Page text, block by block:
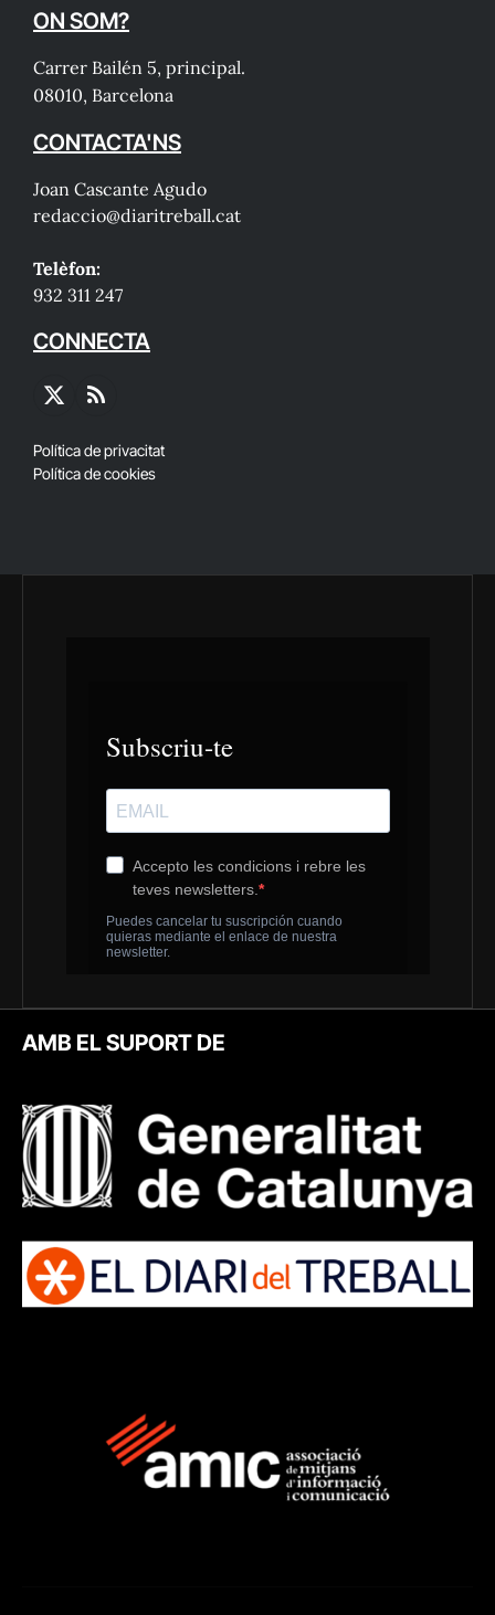
ON SOM?
Carrer Bailén 5, principal.
08010, Barcelona
CONTACTA'NS
Joan Cascante Agudo
redaccio@diaritreball.cat
Telèfon:
932 311 247
CONNECTA
X
RSS
Política de privacitat
Política de cookies
AMB EL SUPORT DE